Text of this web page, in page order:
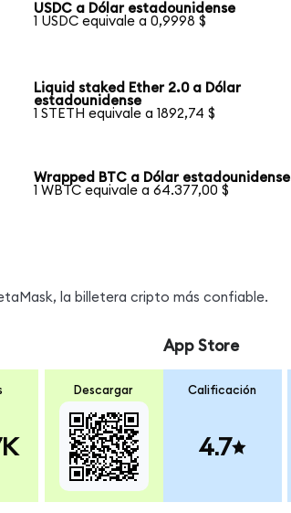
USDC a Dólar estadounidense
1 USDC equivale a 0,9998 $
Liquid staked Ether 2.0 a Dólar
estadounidense
1 STETH equivale a 1892,74 $
Wrapped BTC a Dólar estadounidense
1 WBTC equivale a 64.377,00 $
la billetera cripto más confiable.
Descargar
App Store
Calificación
4.7